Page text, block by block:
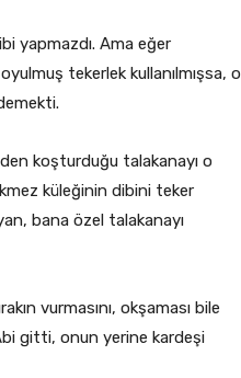
yapmazdı. Ama eğer
tekerlek kullanılmışsa, o
koşturduğu talakanayı o
küleğinin dibini teker
bana özel talakanayı
vurmasını, okşaması bile
Abi gitti, onun yerine kardeşi